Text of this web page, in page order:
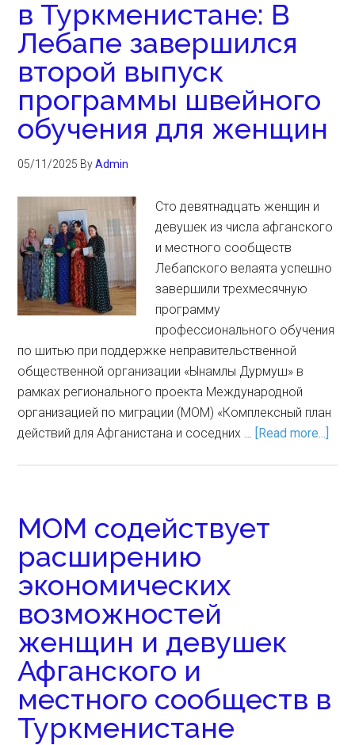
в Туркменистане: В
Лебапе завершился
второй выпуск
программы швейного
обучения для женщин
05/11/2025 ByAdmin
Сто девятнадцать женщин и
девушек из числа афганского
и местного сообществ
Лебапского велаята успешно
завершили трехмесячную
программу
профессионального обучения
по шитью при поддержке неправительственной
общественной организации «Ынамлы Дурмуш» в
рамках регионального проекта Международной
организацией по миграции (МОМ) «Комплексный план
действий для Афганистана и соседних … [Read more...]
МОМ содействует
расширению
экономических
возможностей
женщин и девушек
Афганского и
местного сообществ в
Туркменистане